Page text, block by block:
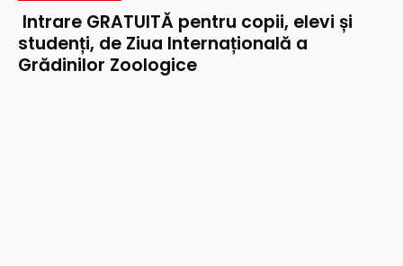
Intrare GRATUITĂ pentru copii, elevi și
studenți, de Ziua Internațională a
Grădinilor Zoologice